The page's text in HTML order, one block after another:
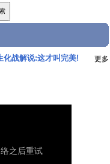
化战解说:这才叫完美! 更多